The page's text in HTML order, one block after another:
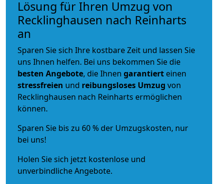
Lösung für Ihren Umzug von
Recklinghausen nach Reinharts
an
Sparen Sie sich Ihre kostbare Zeit und lassen Sie
uns Ihnen helfen. Bei uns bekommen Sie die
besten Angebote, die Ihnen garantiert einen
stressfreien und reibungsloses Umzug von
Recklinghausen nach Reinharts ermöglichen
können.
Sparen Sie bis zu 60 % der Umzugskosten, nur
bei uns!
Holen Sie sich jetzt kostenlose und
unverbindliche Angebote.